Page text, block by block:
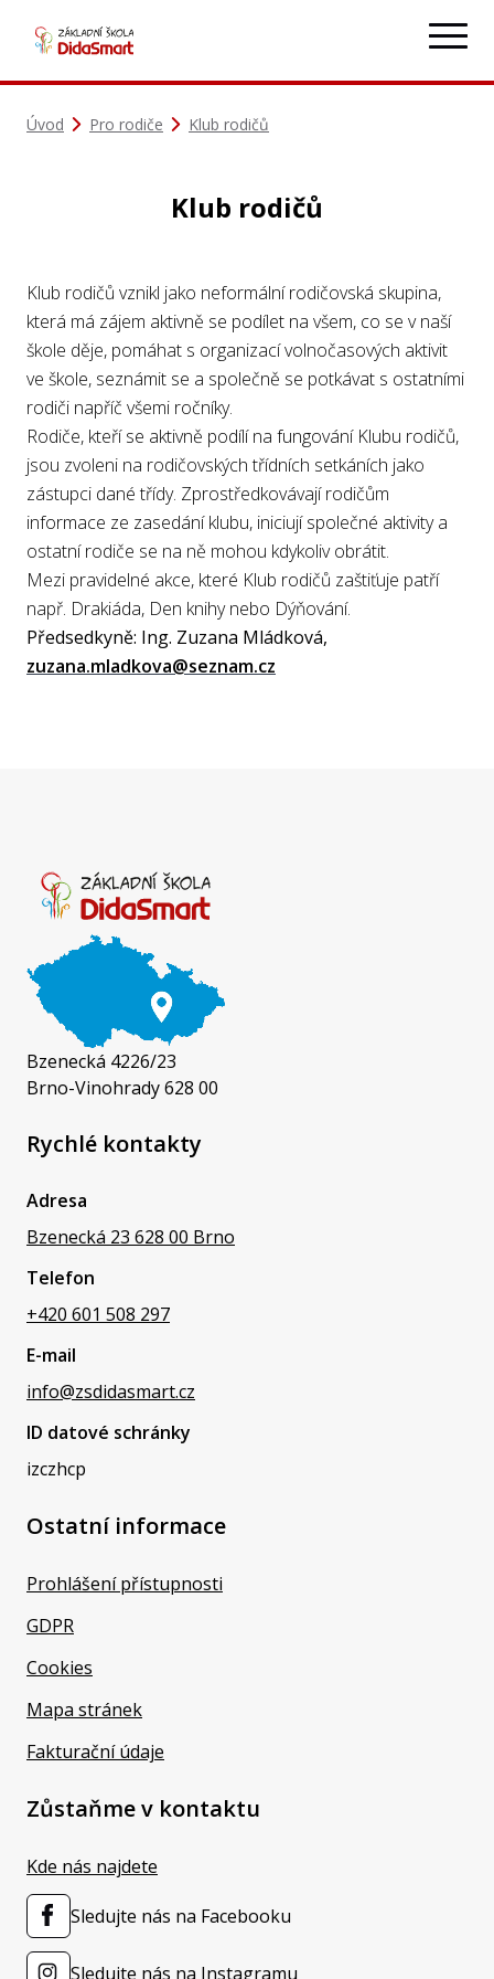
Úvod Pro rodiče Klub rodičů
Klub rodičů
Klub rodičů vznikl jako neformální rodičovská skupina,
která má zájem aktivně se podílet na všem, co se v naší
škole děje, pomáhat s organizací volnočasových aktivit
ve škole, seznámit se a společně se potkávat s ostatními
rodiči napříč všemi ročníky.
Rodiče, kteří se aktivně podílí na fungování Klubu rodičů,
jsou zvoleni na rodičovských třídních setkáních jako
zástupci dané třídy. Zprostředkovávají rodičům
informace ze zasedání klubu, iniciují společné aktivity a
ostatní rodiče se na ně mohou kdykoliv obrátit.
Mezi pravidelné akce, které Klub rodičů zaštiťuje patří
např. Drakiáda, Den knihy nebo Dýňování.
Předsedkyně: Ing. Zuzana Mládková,
zuzana.mladkova@seznam.cz
Bzenecká 4226/23
Brno-Vinohrady 628 00
Rychlé kontakty
Adresa
Bzenecká 23 628 00 Brno
Telefon
+420 601 508 297
E-mail
info@zsdidasmart.cz
ID datové schránky
izczhcp
Ostatní informace
Prohlášení přístupnosti
GDPR
Cookies
Mapa stránek
Fakturační údaje
Zůstaňme v kontaktu
Kde nás najdete
Sledujte nás na Facebooku
Sledujte nás na Instagramu